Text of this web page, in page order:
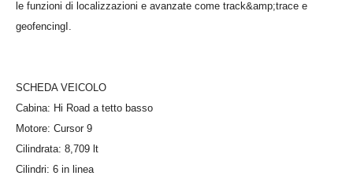
le funzioni di localizzazioni e avanzate come track&amp;trace e
geofencingI.
SCHEDA VEICOLO
Cabina: Hi Road a tetto basso
Motore: Cursor 9
Cilindrata: 8,709 lt
Cilindri: 6 in linea